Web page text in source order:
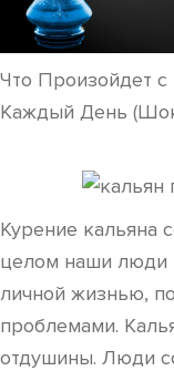
Что Произойдет
Каждый День
Курение кальяна
целом наши люди
личной жизнью,
проблемами.
отдушины. Люди